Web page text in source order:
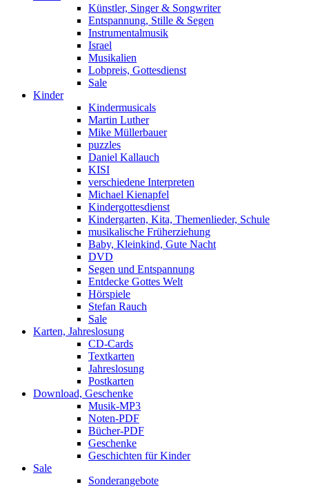
Künstler, Singer & Songwriter
Entspannung, Stille & Segen
Instrumentalmusik
Israel
Musikalien
Lobpreis, Gottesdienst
Sale
Kinder
Kindermusicals
Martin Luther
Mike Müllerbauer
puzzles
Daniel Kallauch
KISI
verschiedene Interpreten
Michael Kienapfel
Kindergottesdienst
Kindergarten, Kita, Themenlieder, Schule
musikalische Früherziehung
Baby, Kleinkind, Gute Nacht
DVD
Segen und Entspannung
Entdecke Gottes Welt
Hörspiele
Stefan Rauch
Sale
Karten, Jahreslosung
CD-Cards
Textkarten
Jahreslosung
Postkarten
Download, Geschenke
Musik-MP3
Noten-PDF
Bücher-PDF
Geschenke
Geschichten für Kinder
Sale
Sonderangebote